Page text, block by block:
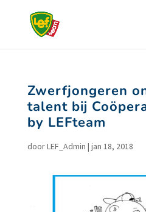
Zwerfjongeren
talent bij
by LEFteam
doorLEF_Admin | jan 18, 2018